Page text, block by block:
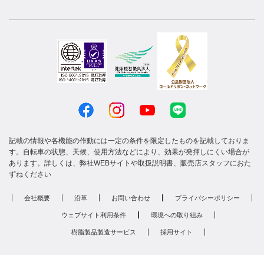
記載の情報や各機能の作動には一定の条件を限定したものを記載しておりま
す。自転車の状態、天候、使用方法などにより、効果が発揮しにくい場合が
あります。詳しくは、弊社WEBサイトや取扱説明書、販売店スタッフにおた
ずねください
会社概要 沿革 お問い合わせ プライバシーポリシー
ウェブサイト利用条件 環境への取り組み
樹脂製品製造サービス 採用サイト